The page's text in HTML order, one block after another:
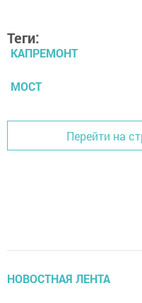
Теги:
КАПРЕМОНТ
МОСТ
Перейти на
НОВОСТНАЯ ЛЕНТА